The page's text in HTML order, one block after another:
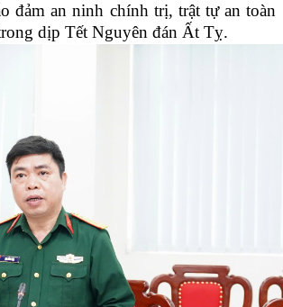
đảm an ninh chính trị, trật tự an toàn
dịp Tết Nguyên đán Ất Tỵ.